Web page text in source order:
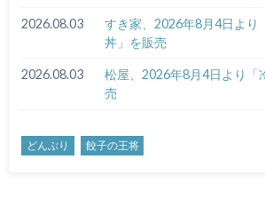
2026.08.03
すき家、2026年8月4日より
丼」を販売
2026.08.03
松屋、2026年8月4日より「
売
どんぶり 餃子の王将